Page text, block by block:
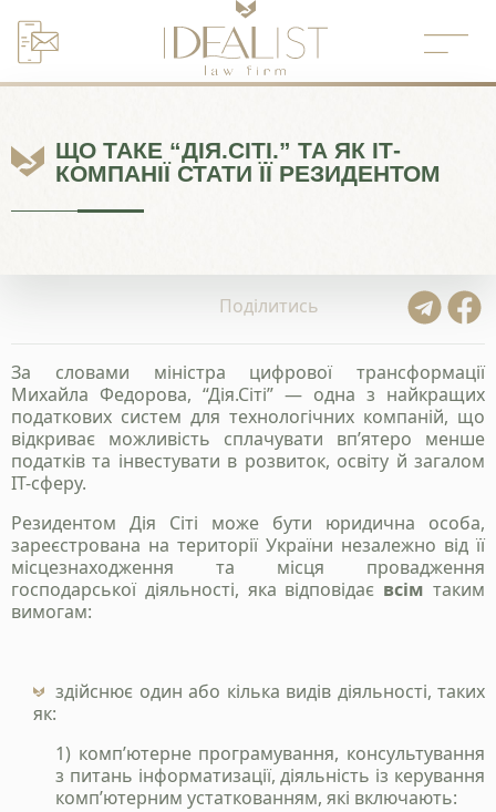
Перейти
до
ЩО ТАКЕ “ДІЯ.СІТІ.” ТА ЯК ІТ-
КОМПАНІЇ СТАТИ ЇЇ РЕЗИДЕНТОМ
Поділитись
За словами міністра цифрової трансформації
Михайла Федорова, “Дія.Сіті” — одна з найкращих
податкових систем для технологічних компаній, що
відкриває можливість сплачувати вп’ятеро менше
податків та інвестувати в розвиток, освіту й загалом
ІТ-сферу.
Резидентом Дія Сіті може бути юридична особа,
зареєстрована на території України незалежно від її
місцезнаходження та місця провадження
господарської діяльності, яка відповідає всім таким
вимогам:
здійснює один або кілька видів діяльності, таких
як:
1) комп’ютерне програмування, консультування
з питань інформатизації, діяльність із керування
комп’ютерним устаткованням, які включають: